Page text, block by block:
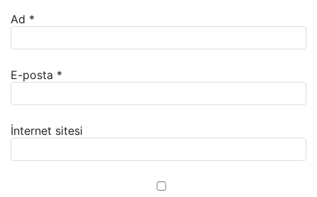
Ad *
E-posta *
İnternet sitesi